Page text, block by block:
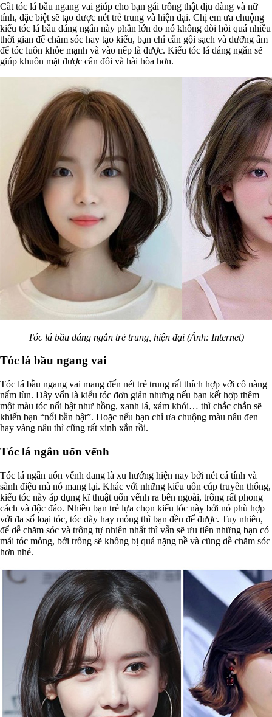
Cắt tóc lá bầu ngang vai giúp cho bạn gái trông thật dịu dàng và nữ
tính, đặc biệt sẽ tạo được nét trẻ trung và hiện đại. Chị em ưa chuộng
kiểu tóc lá bầu dáng ngắn này phần lớn do nó không đòi hỏi quá nhiều
thời gian để chăm sóc hay tạo kiểu, bạn chỉ cần gội sạch và dưỡng ẩm
để tóc luôn khỏe mạnh và vào nếp là được. Kiểu tóc lá dáng ngắn sẽ
giúp khuôn mặt được cân đối và hài hòa hơn.
Tóc lá bầu dáng ngắn trẻ trung, hiện đại (Ảnh: Internet)
Tóc lá bầu ngang vai
Tóc lá bầu ngang vai mang đến nét trẻ trung rất thích hợp với cô nàng
nấm lùn. Đây vốn là kiểu tóc đơn giản nhưng nếu bạn kết hợp thêm
một màu tóc nổi bật như hồng, xanh lá, xám khói… thì chắc chắn sẽ
khiến bạn “nổi bần bật”. Hoặc nếu bạn chỉ ưa chuộng màu nâu đen
hay vàng nâu thì cũng rất xinh xắn rồi.
Tóc lá ngắn uốn vểnh
Tóc lá ngắn uốn vểnh đang là xu hướng hiện nay bởi nét cá tính và
sành điệu mà nó mang lại. Khác với những kiểu uốn cúp truyền thống,
kiểu tóc này áp dụng kĩ thuật uốn vểnh ra bên ngoài, trông rất phong
cách và độc đáo. Nhiều bạn trẻ lựa chọn kiểu tóc này bởi nó phù hợp
với đa số loại tóc, tóc dày hay mỏng thì bạn đều để được. Tuy nhiên,
để dễ chăm sóc và trông tự nhiên nhất thì vẫn sẽ ưu tiên những bạn có
mái tóc mỏng, bởi trông sẽ không bị quá nặng nề và cũng dễ chăm sóc
hơn nhé.